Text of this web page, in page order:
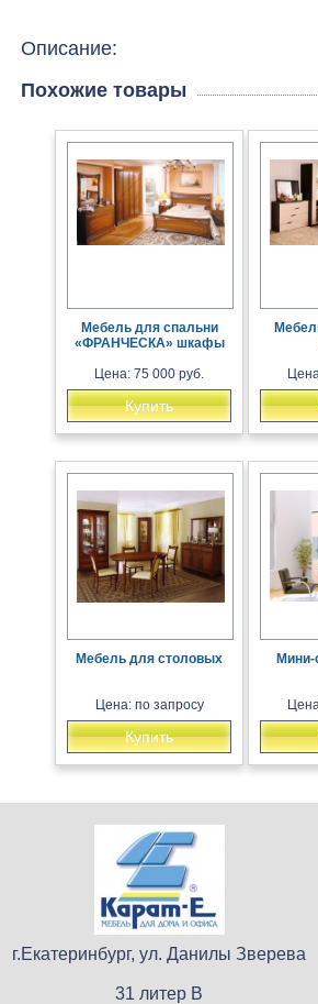
Описание:
Похожие товары
Мебель для спальни
«ФРАНЧЕСКА» шкафы
Цена: 75 000 руб.
Купить
Мебель для столовых
Цена: по запросу
Купить
Мини-
г.Екатеринбург, ул. Данилы Зверева
31 литер В